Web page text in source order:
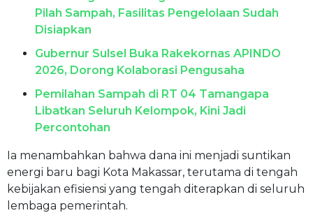
Pilah Sampah, Fasilitas Pengelolaan Sudah
Disiapkan
Gubernur Sulsel Buka Rakekornas APINDO
2026, Dorong Kolaborasi Pengusaha
Pemilahan Sampah di RT 04 Tamangapa
Libatkan Seluruh Kelompok, Kini Jadi
Percontohan
Ia menambahkan bahwa dana ini menjadi suntikan
energi baru bagi Kota Makassar, terutama di tengah
kebijakan efisiensi yang tengah diterapkan di seluruh
lembaga pemerintah.